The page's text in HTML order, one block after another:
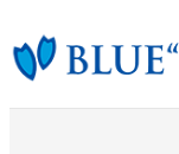
容
を
キ